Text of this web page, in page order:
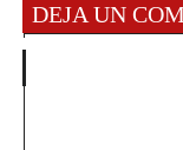
DEJA UN